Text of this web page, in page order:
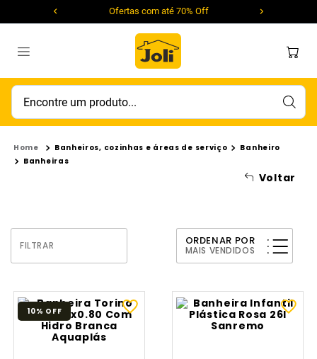
Ofertas com até 70% Off
Encontre um produto...
Voltar
Banheiros, cozinhas e áreas de serviço
Banheiro
Banheiras
FILTRAR ORDENAR POR
MAIS VENDIDOS
10% OFF